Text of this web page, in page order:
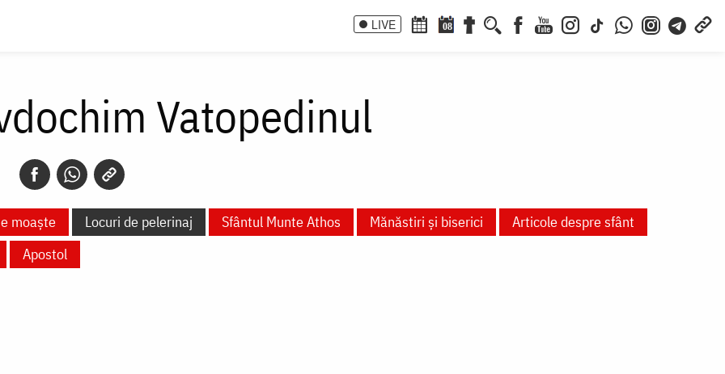
LIVE 08
Vatopedinul
moaște Locuri de pelerinaj Sfântul Munte Athos Mănăstiri și biserici
Articole despre sfânt
Apostol